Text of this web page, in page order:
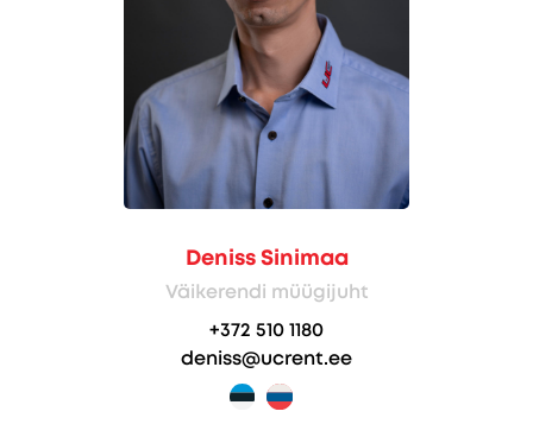
Deniss Sinimaa
Väikerendi müügijuht
+372 510 1180
deniss@ucrent.ee